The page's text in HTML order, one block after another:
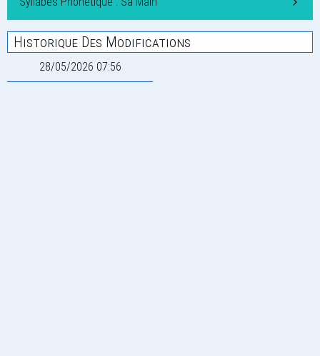
Historique Des Modifications
28/05/2026 07:56